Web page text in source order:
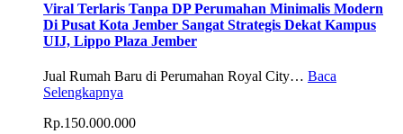
Viral Terlaris Tanpa DP Perumahan Minimalis Modern
Di Pusat Kota Jember Sangat Strategis Dekat Kampus
UIJ, Lippo Plaza Jember
Jual Rumah Baru di Perumahan Royal City… Baca
Selengkapnya
Rp.150.000.000